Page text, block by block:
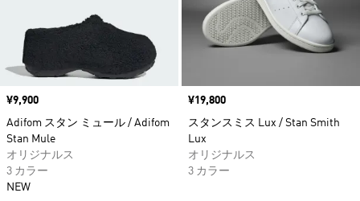
価格
¥9,900
Adifom スタン ミュール / Adifom
Stan Mule
オリジナルス
3 カラー
NEW
価格
¥19,800
スタンスミス Lux / Stan Smith
Lux
オリジナルス
3 カラー